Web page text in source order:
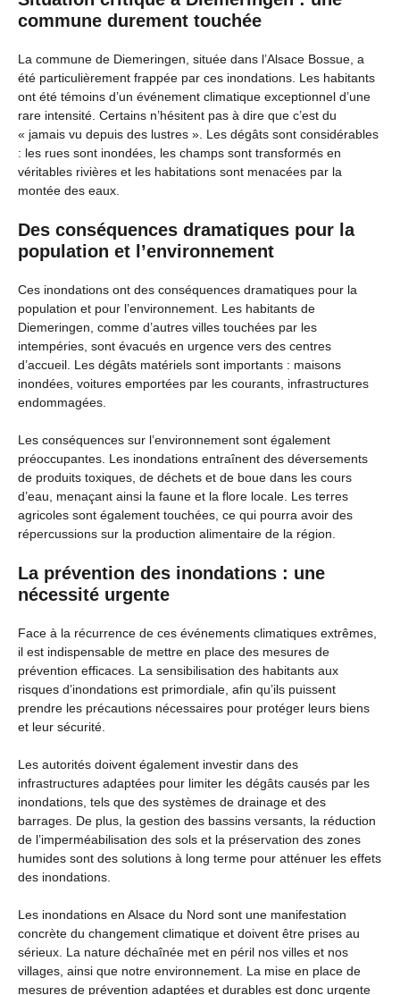
commune durement touchée
La commune de Diemeringen, située dans l’Alsace Bossue, a
été particulièrement frappée par ces inondations. Les habitants
ont été témoins d’un événement climatique exceptionnel d’une
rare intensité. Certains n’hésitent pas à dire que c’est du
« jamais vu depuis des lustres ». Les dégâts sont considérables
: les rues sont inondées, les champs sont transformés en
véritables rivières et les habitations sont menacées par la
montée des eaux.
Des conséquences dramatiques pour la
population et l’environnement
Ces inondations ont des conséquences dramatiques pour la
population et pour l’environnement. Les habitants de
Diemeringen, comme d’autres villes touchées par les
intempéries, sont évacués en urgence vers des centres
d’accueil. Les dégâts matériels sont importants : maisons
inondées, voitures emportées par les courants, infrastructures
endommagées.
Les conséquences sur l’environnement sont également
préoccupantes. Les inondations entraînent des déversements
de produits toxiques, de déchets et de boue dans les cours
d’eau, menaçant ainsi la faune et la flore locale. Les terres
agricoles sont également touchées, ce qui pourra avoir des
répercussions sur la production alimentaire de la région.
La prévention des inondations : une
nécessité urgente
Face à la récurrence de ces événements climatiques extrêmes,
il est indispensable de mettre en place des mesures de
prévention efficaces. La sensibilisation des habitants aux
risques d’inondations est primordiale, afin qu’ils puissent
prendre les précautions nécessaires pour protéger leurs biens
et leur sécurité.
Les autorités doivent également investir dans des
infrastructures adaptées pour limiter les dégâts causés par les
inondations, tels que des systèmes de drainage et des
barrages. De plus, la gestion des bassins versants, la réduction
de l’imperméabilisation des sols et la préservation des zones
humides sont des solutions à long terme pour atténuer les effets
des inondations.
Les inondations en Alsace du Nord sont une manifestation
concrète du changement climatique et doivent être prises au
sérieux. La nature déchaînée met en péril nos villes et nos
villages, ainsi que notre environnement. La mise en place de
mesures de prévention adaptées et durables est donc urgente